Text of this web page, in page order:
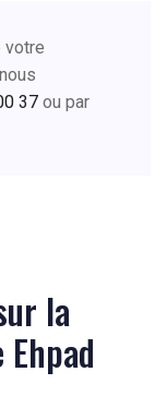
votre
37 ou par
la